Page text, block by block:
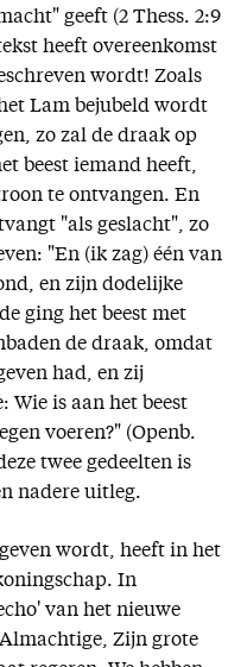
geeft (2 Thess. 2:9
heeft overeenkomst
wordt! Zoals
Lam bejubeld wordt
zo zal de draak op
beest iemand heeft,
te ontvangen. En
"als geslacht", zo
"En (ik zag) één van
en zijn dodelijke
ging het beest met
de draak, omdat
had, en zij
Wie is aan het beest
voeren?" (Openb.
twee gedeelten is
nadere uitleg.
wordt, heeft in het
In
van het nieuwe
Almachtige, Zijn grote